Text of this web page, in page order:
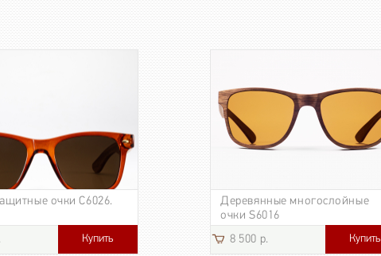
очки C6026.
3 185 р.
Купить
Деревянные многослойные
очки S6016
8 500 р.
Купить